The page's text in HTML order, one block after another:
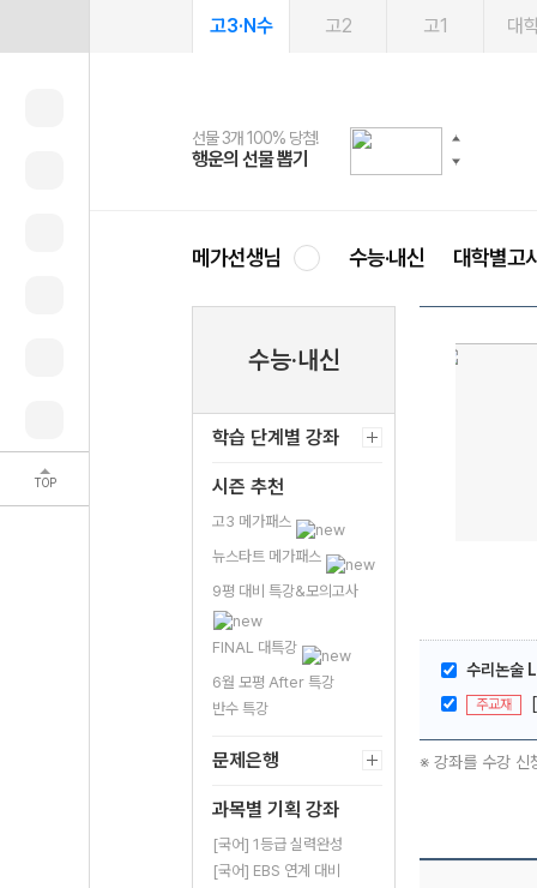
TOP
고3·N수 고2 고1 대
선물 3개 100% 당첨!
행운의 선물 뽑기
선물 100% 증정!
메가스터디 X 올리브
여름방학 스터디 캐시백
메가런 썸머스쿨
2027 러셀 단과
강사 공개선발
스마트러닝앱
설문 EVENT
메가패스
3일 무료 체험권
메가패스 수강생 무료혜택!
메가클럽 멤버십
사회공헌 캠페인
희망이룸 메가나눔
메가선생님 수능·내신 대학별고
수능·내신
학습 단계별 강좌
시즌 추천
고3 메가패스
뉴스타트 메가패스
9평 대비 특강&모의고사
FINAL 대특강
6월 모평 After 특강
반수 특강
문제은행
과목별 기획 강좌
[국어] 1등급 실력완성
[국어] EBS 연계 대비
수리논술
주교재
※ 강좌를 수강 신